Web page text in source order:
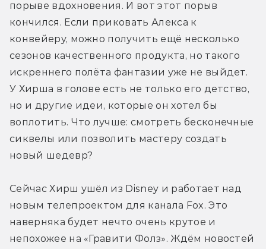
порыве вдохновения. И вот этот порыв
кончился. Если приковать Алекса к
конвейеру, можно получить ещё несколько
сезонов качественного продукта, но такого
искреннего полёта фантазии уже не выйдет.
У Хирша в голове есть не только его детство,
но и другие идеи, которые он хотел бы
воплотить. Что лучше: смотреть бесконечные
сиквелы или позволить мастеру создать
новый шедевр?
Сейчас Хирш ушёл из Disney и работает над
новым телепроектом для канала Fox. Это
наверняка будет нечто очень крутое и
непохожее на «Гравити Фолз». Ждём новостей